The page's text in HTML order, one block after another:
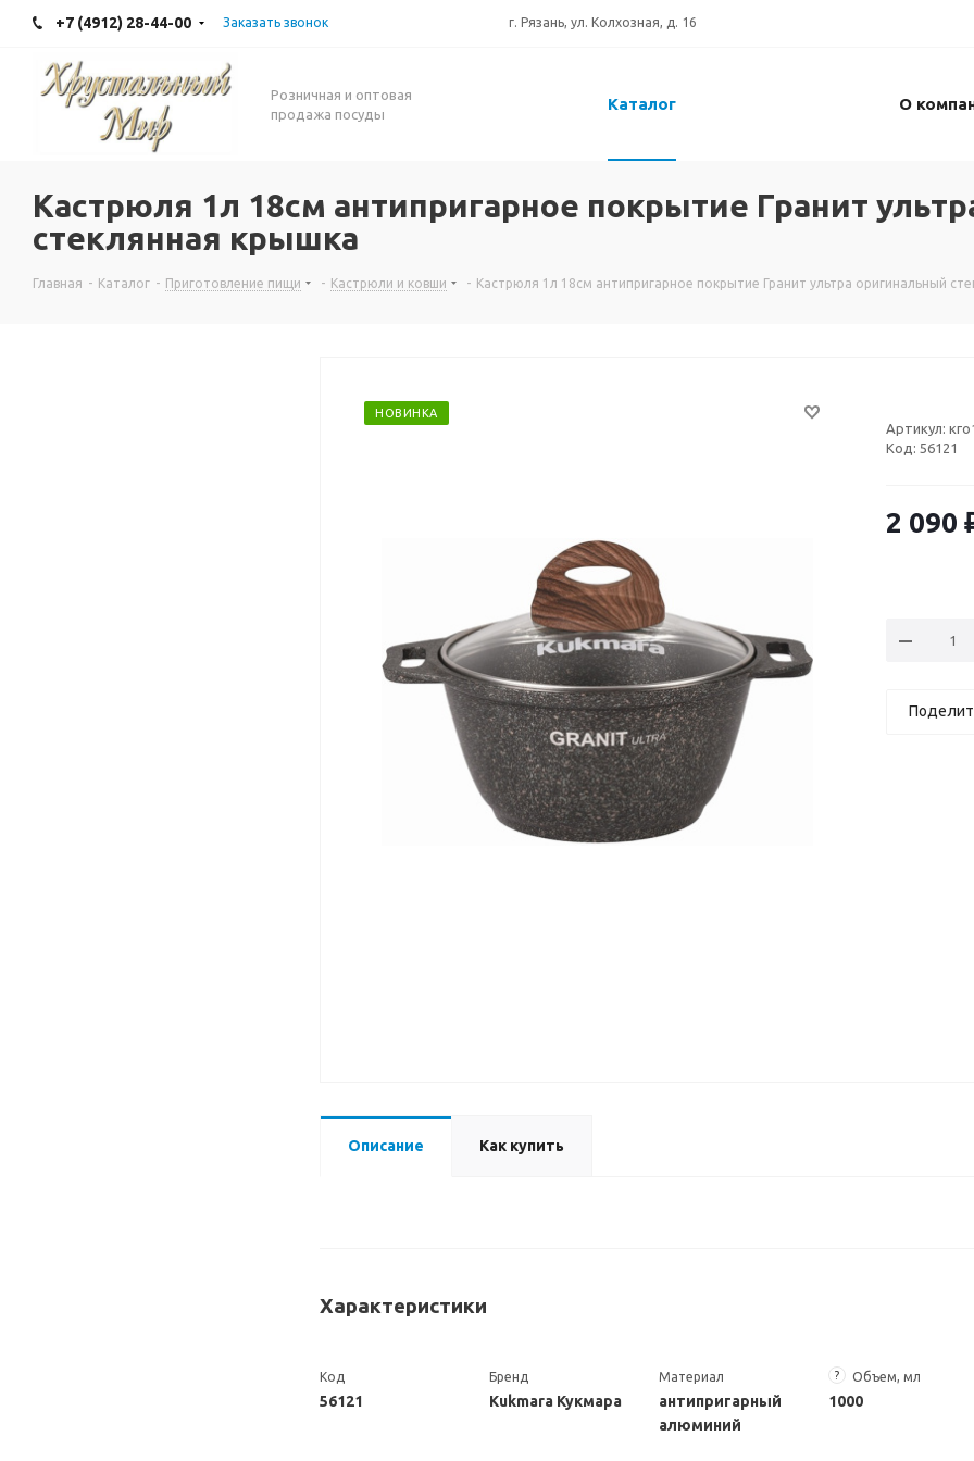
+7 (4912) 28-44-00 Заказать звонок г. Рязань, ул. Колхозная, д. 16
Розничная и оптовая
продажа посуды
Каталог О
Кастрюля 1л 18см антипригарное покрытие Гранит
стеклянная крышка
Главная - Каталог - Приготовление пищи - Кастрюли и ковши - Кастрюля 1л 18см антипригарное покрытие Гранит ультра оригинальный
НОВИНКА
Артикул:
Код: 56121
2 090
Описание Как купить
Характеристики
Код
56121
Бренд
Kukmara Кукмара
Материал
антипригарный
алюминий
? Объем, мл
1000